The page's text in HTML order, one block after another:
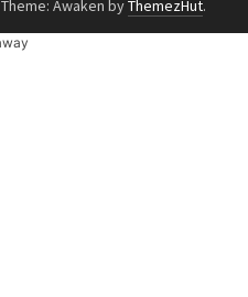
Theme: Awaken byThemezHut.